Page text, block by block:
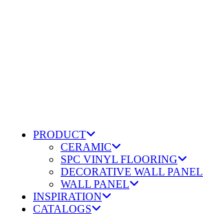
PRODUCT
CERAMIC
SPC VINYL FLOORING
DECORATIVE WALL PANEL
WALL PANEL
INSPIRATION
CATALOGS